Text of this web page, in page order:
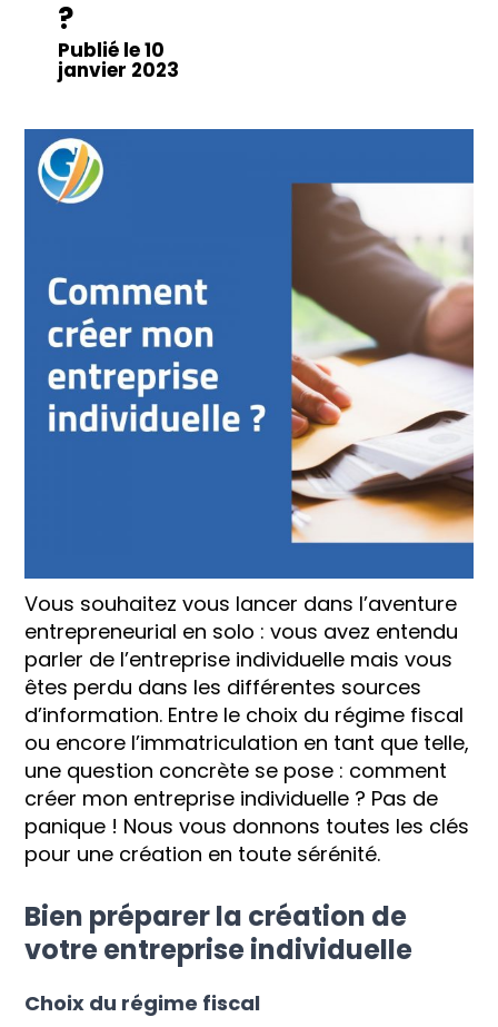
?
Publié le 10
janvier 2023
Vous souhaitez vous lancer dans l’aventure
entrepreneurial en solo : vous avez entendu
parler de l’entreprise individuelle mais vous
êtes perdu dans les différentes sources
d’information. Entre le choix du régime fiscal
ou encore l’immatriculation en tant que telle,
une question concrète se pose : comment
créer mon entreprise individuelle ? Pas de
panique ! Nous vous donnons toutes les clés
pour une création en toute sérénité.
Bien préparer la création de
votre entreprise individuelle
Choix du régime fiscal